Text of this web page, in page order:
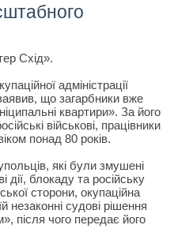
Схід».
адміністрації
що загарбники вже
квартири». За його
військові, працівники
понад 80 років.
які були змушені
дії, блокаду та російську
сторони, окупаційна
незаконні судові рішення
після чого передає його